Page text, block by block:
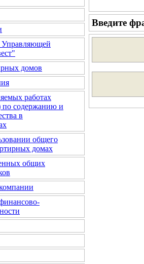
домов
работах
по содержанию и
в
общего
домах
общих
Введите